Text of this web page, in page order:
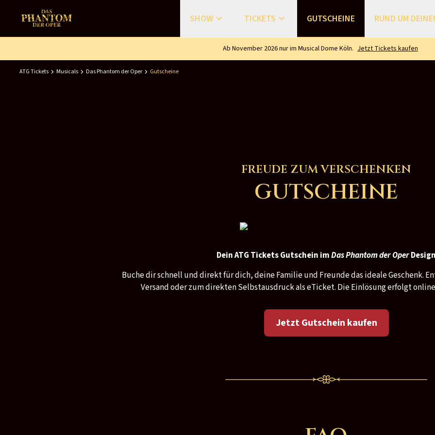
SHOW
Creatives
TICKETS
Tickets Gutscheine Tickets und Hotel
GUTSCHEINE RUND UM
Anreise und Parken
Ab November 2026 nur im Musical Dome Köln. Jetzt Tickets kaufen
GUTSCHEINE
FREUDE ZUM VERSCHENKEN
Dein ATG Tickets Gutschein imDas Phantom der OperDesign
Buche dir schnell und direkt für dich, deine Familie und Freunde das ideale Geschenk.
Versand oder zum direkten Selbstausdruck als eTicket. Die Einlösung erfolgt
Jetzt Gutschein kaufen
ATG Tickets Musicals Das Phantom der Oper Gutscheine